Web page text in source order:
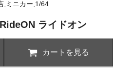
,ミニカー,1/64
ライドオン
カートを見る